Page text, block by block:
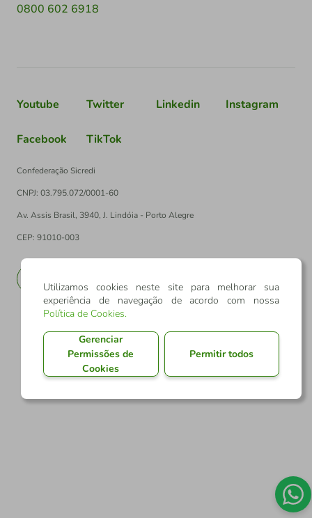
0800 602 6918
Youtube Twitter Linkedin Instagram
Facebook TikTok
Confederação Sicredi
CNPJ: 03.795.072/0001-60
Av. Assis Brasil, 3940, J. Lindóia - Porto Alegre
CEP: 91010-003
Utilizamos cookies neste site para melhorar sua
experiência de navegação de acordo com nossa
Política de Cookies.
Gerenciar
Permissões de
Cookies
Permitir todos